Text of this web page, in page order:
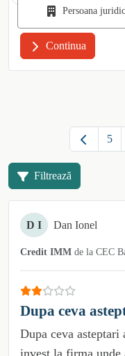
Persoana
Continua
5
Filtrează
D I Dan Ionel
Credit IMM de la CEC
Dupa ceva
Dupa ceva
invest la firma unde